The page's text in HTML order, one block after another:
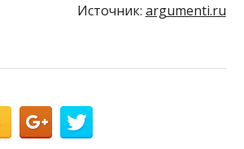
Источник: argumenti.ru